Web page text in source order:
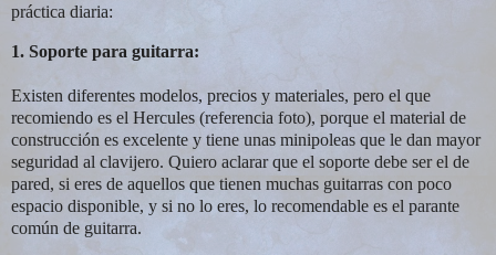
práctica diaria:
1. Soporte para guitarra:
Existen diferentes modelos, precios y materiales, pero el que
recomiendo es el Hercules (referencia foto), porque el material de
construcción es excelente y tiene unas minipoleas que le dan mayor
seguridad al clavijero. Quiero aclarar que el soporte debe ser el de
pared, si eres de aquellos que tienen muchas guitarras con poco
espacio disponible, y si no lo eres, lo recomendable es el parante
común de guitarra.